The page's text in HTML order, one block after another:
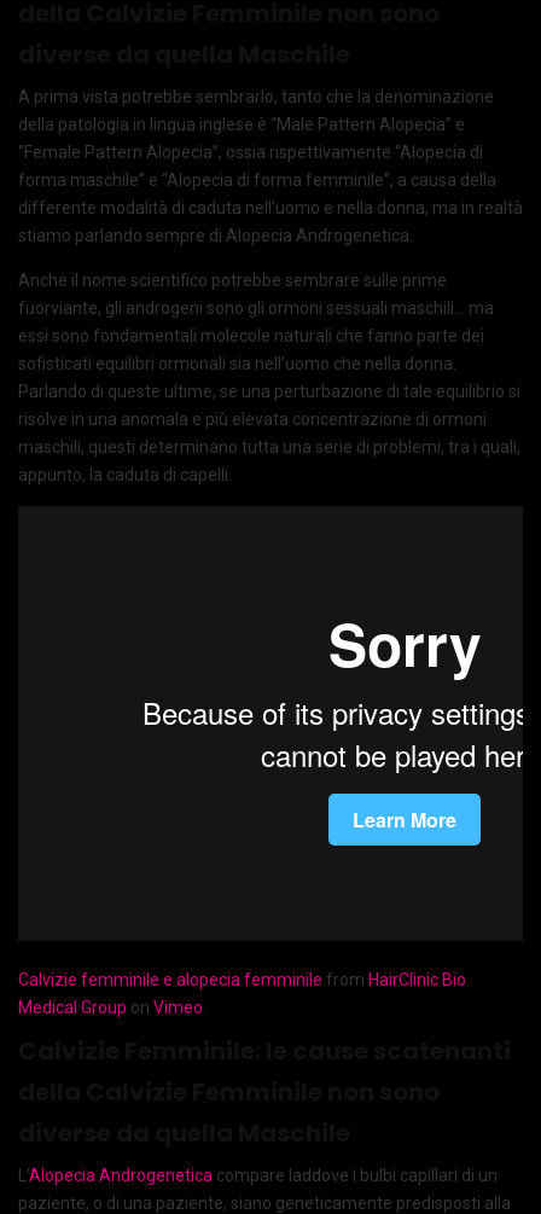
A prima vista potrebbe sembrarlo, tanto che la denominazione
della patologia in lingua inglese è “Male Pattern Alopecia” e
“Female Pattern Alopecia”, ossia rispettivamente “Alopecia di
forma maschile” e “Alopecia di forma femminile”, a causa della
differente modalità di caduta nell’uomo e nella donna, ma in realtà
stiamo parlando sempre di Alopecia Androgenetica.
Anche il nome scientifico potrebbe sembrare sulle prime
fuorviante, gli androgeni sono gli ormoni sessuali maschili… ma
essi sono fondamentali molecole naturali che fanno parte dei
sofisticati equilibri ormonali sia nell’uomo che nella donna.
Parlando di queste ultime, se una perturbazione di tale equilibrio si
risolve in una anomala e più elevata concentrazione di ormoni
maschili, questi determinano tutta una serie di problemi, tra i quali,
appunto, la caduta di capelli.
Calvizie femminile e alopecia femminile from HairClinic Bio
Medical Group on Vimeo
L’Alopecia Androgenetica compare laddove i bulbi capillari di un
paziente, o di una paziente, siano geneticamente predisposti alla